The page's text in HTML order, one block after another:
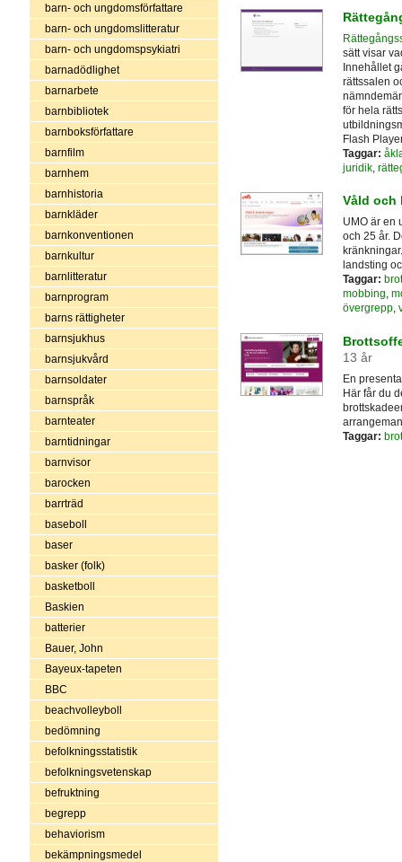
barn- och ungdomsförfattare
barn- och ungdomslitteratur
barn- och ungdomspsykiatri
barnadödlighet
barnarbete
barnbibliotek
barnboksförfattare
barnfilm
barnhem
barnhistoria
barnkläder
barnkonventionen
barnkultur
barnlitteratur
barnprogram
barns rättigheter
barnsjukhus
barnsjukvård
barnsoldater
barnspråk
barnteater
barntidningar
barnvisor
barocken
barrträd
baseboll
baser
basker (folk)
basketboll
Baskien
batterier
Bauer, John
Bayeux-tapeten
BBC
beachvolleyboll
bedömning
befolkningsstatistik
befolkningsvetenskap
befruktning
begrepp
behaviorism
bekämpningsmedel
sätt visar
Innehållet
rättssalen
för hela
Flash
Taggar:
juridik,
Våld och
UMO är en
och 25 år.
landsting
Taggar:
mobbing,
övergrepp,
13 år
En
Här får du
Taggar: